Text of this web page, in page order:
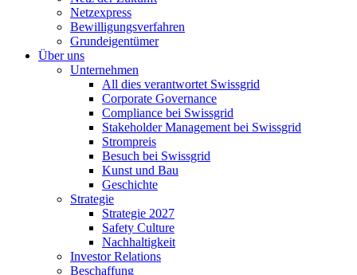
Netzexpress
Bewilligungsverfahren
Grundeigentümer
Über uns
Unternehmen
All dies verantwortet Swissgrid
Corporate Governance
Compliance bei Swissgrid
Stakeholder Management bei Swissgrid
Strompreis
Besuch bei Swissgrid
Kunst und Bau
Geschichte
Strategie
Strategie 2027
Safety Culture
Nachhaltigkeit
Investor Relations
Beschaffung